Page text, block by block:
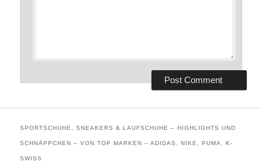
SPORTSCHUHE, SNEAKERS & LAUFSCHUHE – HIGHLIGHTS UND
SCHNÄPPCHEN – VON TOP MARKEN – ADIDAS, NIKE, PUMA, K-
SWISS